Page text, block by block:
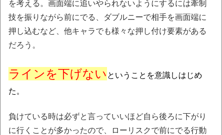
を考える。画面端に追いやられないようにするには牽制
技を振りながら前にでる、ダブルニーで相手を画面端に
押し込むなど、他キャラでも様々な押し付け要素がある
だろう。
ラインを下げない ということを意識しはじめ
た。
負けている時は必ずと言っていいほど自ら後ろに下がり
に行くことが多かったので、ローリスクで前にでる行動